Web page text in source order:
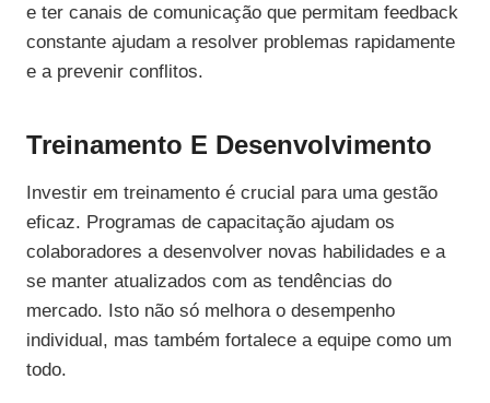
e ter canais de comunicação que permitam feedback
constante ajudam a resolver problemas rapidamente
e a prevenir conflitos.
Treinamento E Desenvolvimento
Investir em treinamento é crucial para uma gestão
eficaz. Programas de capacitação ajudam os
colaboradores a desenvolver novas habilidades e a
se manter atualizados com as tendências do
mercado. Isto não só melhora o desempenho
individual, mas também fortalece a equipe como um
todo.